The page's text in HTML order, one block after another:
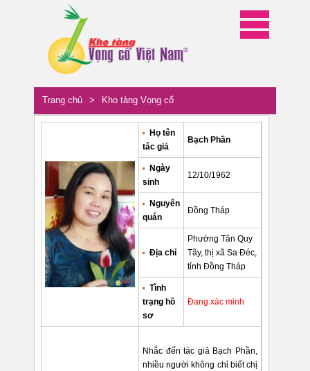
Trang chủ > Kho tàng Vọng cổ
Họ tên
tác giả
Bạch Phần
Ngày
sinh
12/10/1962
Nguyên
quán
Đồng Tháp
Địa chỉ
Phường Tân Quy
Tây, thị xã Sa Đéc,
tỉnh Đồng Tháp
Tình
trạng hồ
sơ
Đang xác minh
Nhắc đến tác giả Bạch Phần,
nhiều người không chỉ biết chị